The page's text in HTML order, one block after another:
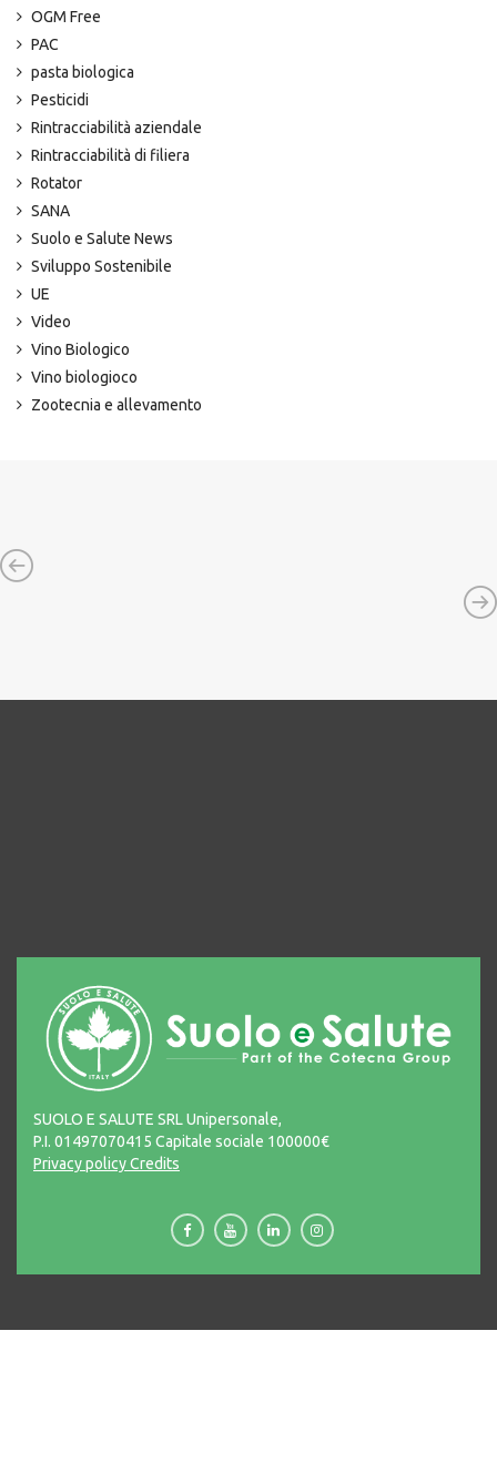
OGM Free
PAC
pasta biologica
Pesticidi
Rintracciabilità aziendale
Rintracciabilità di filiera
Rotator
SANA
Suolo e Salute News
Sviluppo Sostenibile
UE
Video
Vino Biologico
Vino biologioco
Zootecnia e allevamento
SUOLO E SALUTE SRL Unipersonale,
P.I. 01497070415 Capitale sociale 100000€
Privacy policyCredits